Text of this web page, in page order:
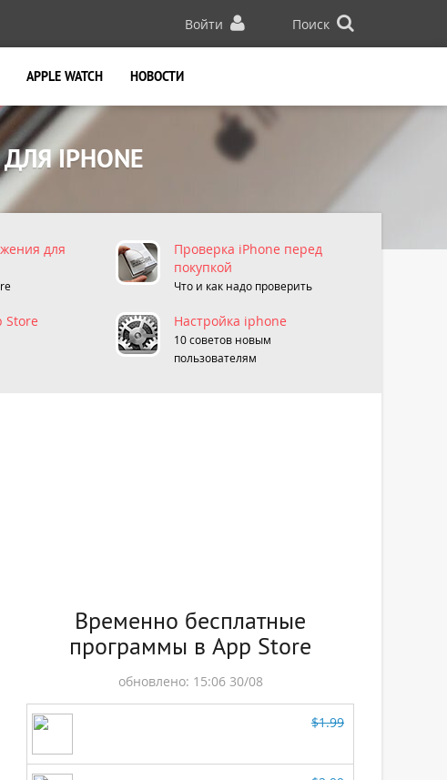
Поиск
Войти
APPLE WATCH НОВОСТИ
IPHONE
для
Проверка iPhone перед
покупкой
Что и как надо проверить
Store Настройка iphone
10 советов новым
пользователям
Временно бесплатные
программы в App Store